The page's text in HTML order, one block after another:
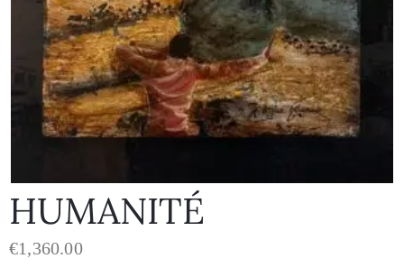
HUMANITÉ
€1,360.00